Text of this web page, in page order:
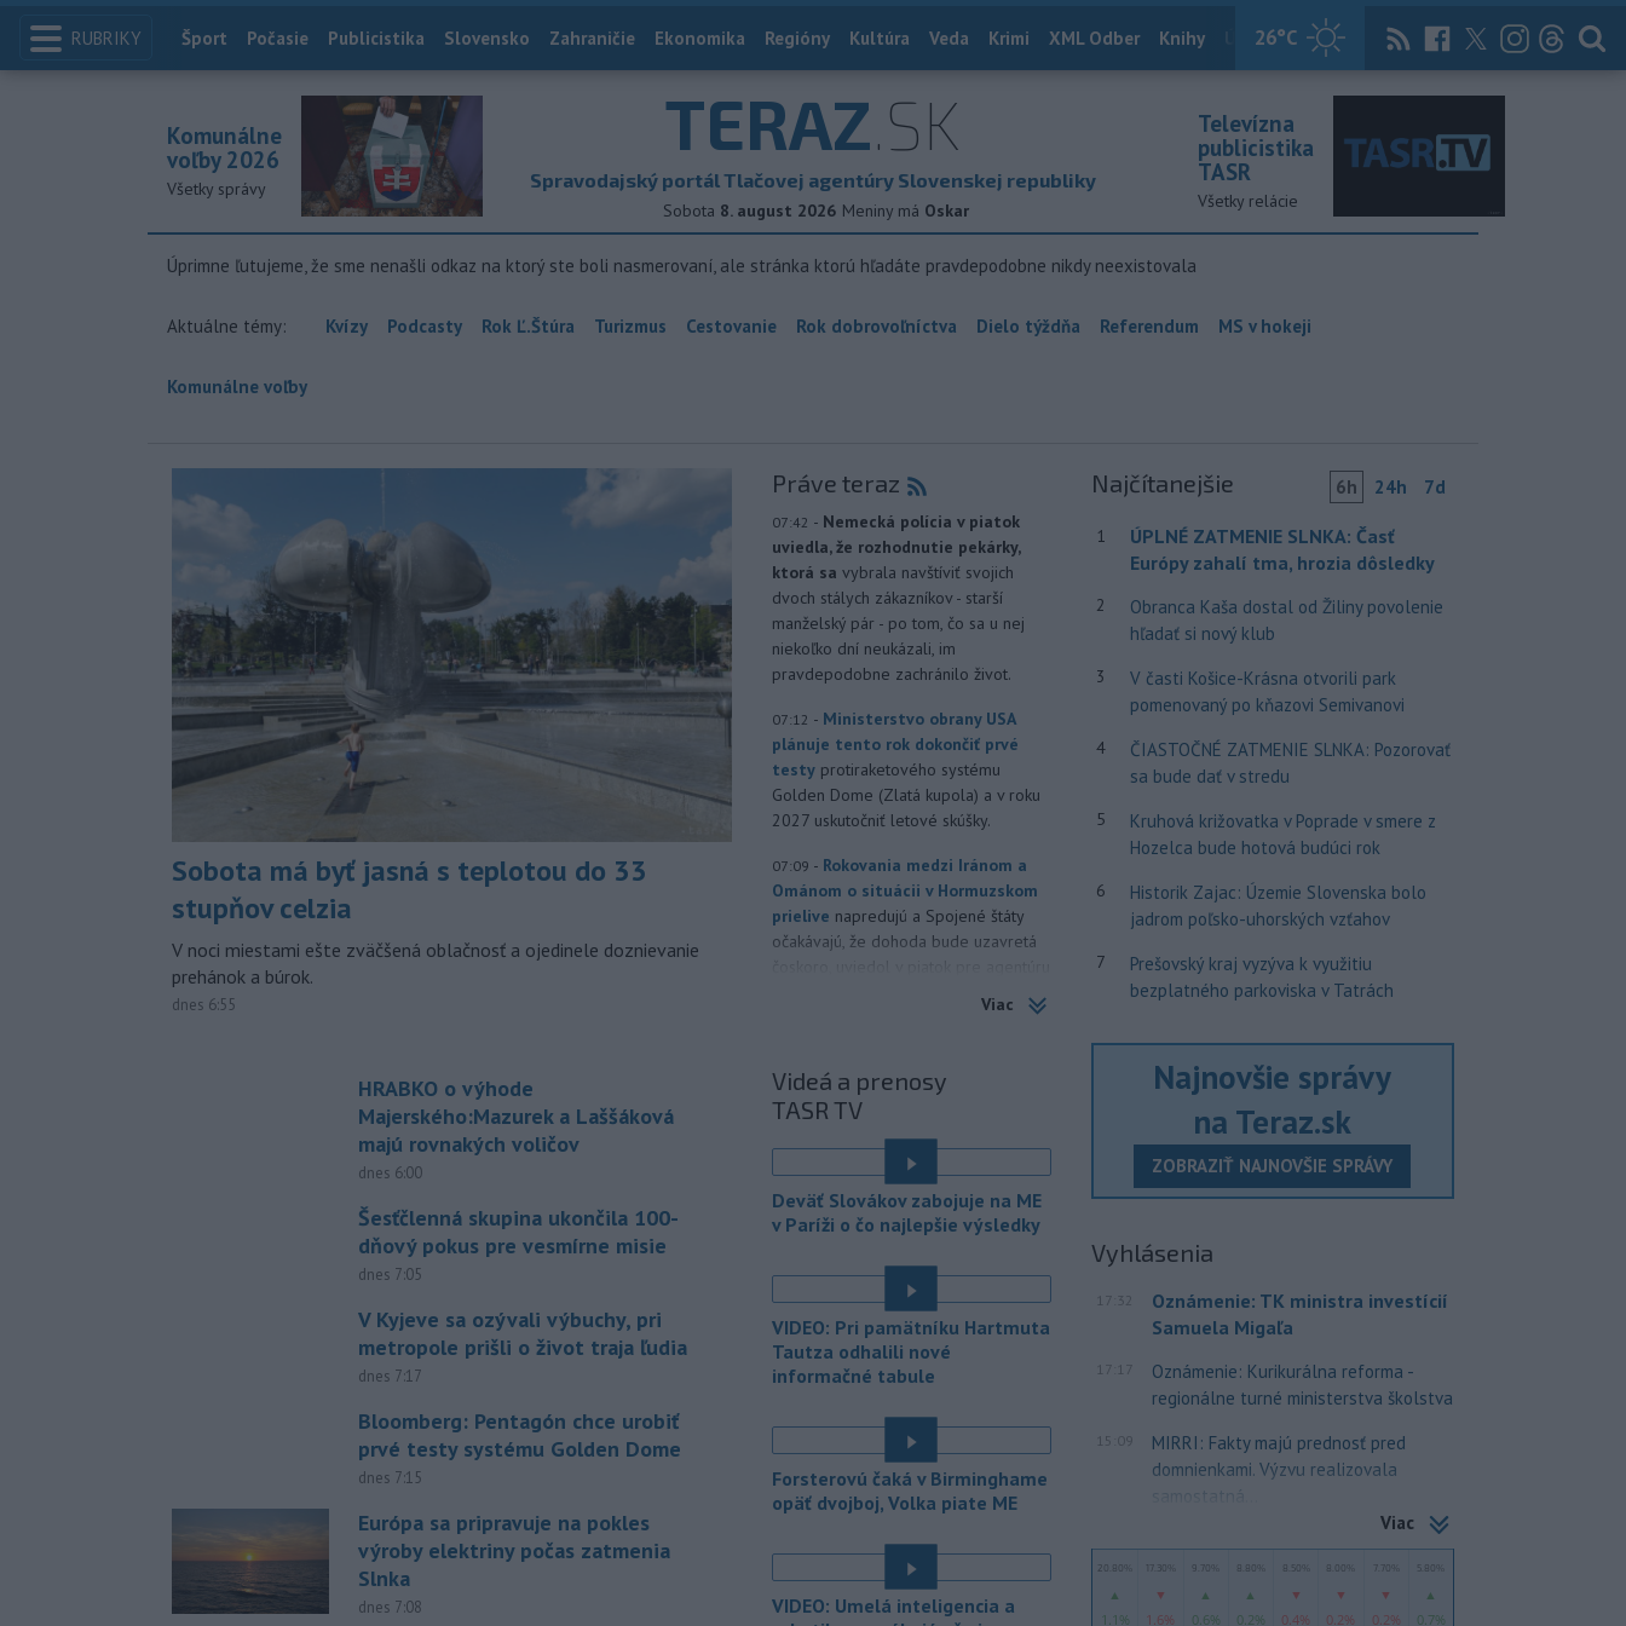
RUBRIKY 26°C
Index
Šport Počasie Publicistika Slovensko Zahraničie Ekonomika Regióny Kultúra Veda Krimi XML Odber Knihy Útulkovo Magazín News Now Archív
TERAZ.SK
Spravodajský portál Tlačovej agentúry Slovenskej republiky
Sobota 8. august 2026 Meniny má Oskar
Komunálne
voľby 2026
Všetky správy
Televízna
publicistika
TASR
Všetky relácie
Úprimne ľutujeme, že sme nenašli odkaz na ktorý ste boli nasmerovaní, ale stránka ktorú hľadáte pravdepodobne nikdy neexistovala
Aktuálne témy: Kvízy Podcasty Rok Ľ.Štúra Turizmus Cestovanie Rok dobrovoľníctva Dielo týždňa Referendum MS v hokeji
Komunálne voľby
Sobota má byť jasná s teplotou do 33
stupňov celzia
V noci miestami ešte zväčšená oblačnosť a ojedinele doznievanie
prehánok a búrok.
dnes 6:55
HRABKO o výhode
Majerského:Mazurek a Laššáková
majú rovnakých voličov
dnes 6:00
Šesťčlenná skupina ukončila 100-
dňový pokus pre vesmírne misie
dnes 7:05
V Kyjeve sa ozývali výbuchy, pri
metropole prišli o život traja ľudia
dnes 7:17
Bloomberg: Pentagón chce urobiť
prvé testy systému Golden Dome
dnes 7:15
Európa sa pripravuje na pokles
výroby elektriny počas zatmenia
Slnka
dnes 7:08
Práve teraz
07:42 - Nemecká polícia v piatok
uviedla, že rozhodnutie pekárky,
ktorá sa vybrala navštíviť svojich
dvoch stálych zákazníkov - starší
manželský pár - po tom, čo sa u nej
niekoľko dní neukázali, im
pravdepodobne zachránilo život.
07:12 - Ministerstvo obrany USA
plánuje tento rok dokončiť prvé
testy protiraketového systému
Golden Dome (Zlatá kupola) a v roku
2027 uskutočniť letové skúšky.
07:09 - Rokovania medzi Iránom a
Ománom o situácii v Hormuzskom
prielive napredujú a Spojené štáty
očakávajú, že dohoda bude uzavretá
sobotu zatvorili školy a mnohé
turistické
lokality v reakcii na tajfún
Dolphin, ktorý sa blíži k pevnine. TASR
o tom informuje na základe správy
agentúry AP.
21:30 - Taliansky tenista Matteo
v Montreale už v 3.
kole dvojhry.
20:18 - Pri požiari lesného porastu v
Trstíne v okrese Trnava zasahuje
20:01 - Vláda Konžskej
demokratickej republiky (KDR) v
piatok oznámila, že preverí, či sa v
vyvážaných do Číny nachádza urán.
19:49 - Senát Spojených štátov v
Viac
Videá a prenosy
TASR TV
Deväť Slovákov zabojuje na ME
v Paríži o čo najlepšie výsledky
VIDEO: Pri pamätníku Hartmuta
Tautza odhalili nové
informačné tabule
Forsterovú čaká v Birminghame
opäť dvojboj, Volka piate ME
VIDEO: Umelá inteligencia a
Najčítanejšie 6h 24h 7d
1
ÚPLNÉ ZATMENIE SLNKA: Časť
Európy zahalí tma, hrozia dôsledky
2
Obranca Kaša dostal od Žiliny povolenie
hľadať si nový klub
3
V časti Košice-Krásna otvorili park
pomenovaný po kňazovi Semivanovi
4
ČIASTOČNÉ ZATMENIE SLNKA: Pozorovať
sa bude dať v stredu
5
Kruhová križovatka v Poprade v smere z
Hozelca bude hotová budúci rok
6
Historik Zajac: Územie Slovenska bolo
jadrom poľsko-uhorských vzťahov
7
Prešovský kraj vyzýva k využitiu
bezplatného parkoviska v Tatrách
Najnovšie správy
na Teraz.sk
ZOBRAZIŤ NAJNOVŠIE SPRÁVY
Vyhlásenia
17:32
Oznámenie: TK ministra investícií
Samuela Migaľa
17:17
Oznámenie: Kurikurálna reforma -
regionálne turné ministerstva školstva
15:09
MIRRI: Fakty majú prednosť pred
domnienkami. Výzvu realizovala
samostatná...
Viac